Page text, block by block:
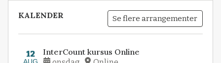
KALENDER Se flere arrangementer
12
AUG
InterCount kursus Online